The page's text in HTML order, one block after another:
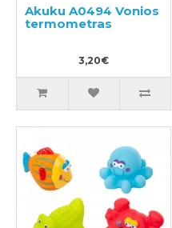
Akuku A0494 Vonios
termometras
3,20€